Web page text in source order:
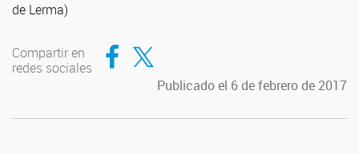
de Lerma)
Compartir en
redes sociales
Compartir en Facebook
Compartir en Twitter
Publicado el 6 de febrero de 2017